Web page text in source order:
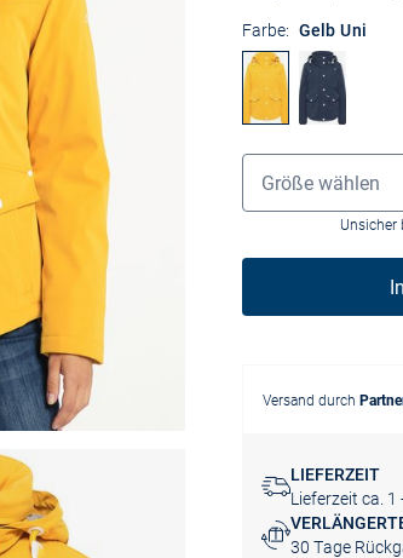
Farbe: Gelb Uni
Grössenauswahl
Größe wählen
Unsicher
Versand durch
LIEFERZEIT
Lieferzeit ca. 1
30 Tage